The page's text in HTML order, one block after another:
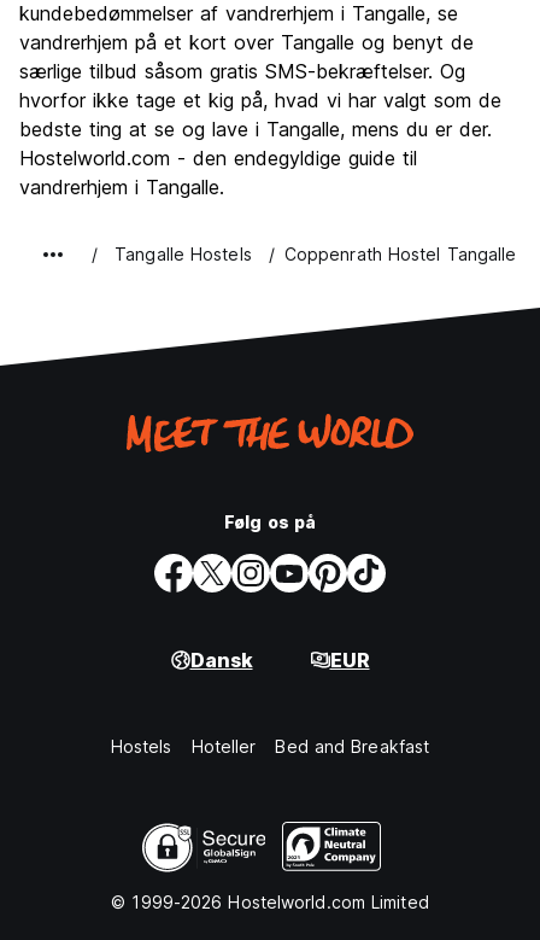
Fester
Værdi for pengene
8.1
kundebedømmelser af vandrerhjem i Tangalle, se
vandrerhjem på et kort over Tangalle og benyt de
særlige tilbud såsom gratis SMS-bekræftelser. Og
hvorfor ikke tage et kig på, hvad vi har valgt som de
bedste ting at se og lave i Tangalle, mens du er der.
Hostelworld.com - den endegyldige guide til
vandrerhjem i Tangalle.
Tangalle Hostels Coppenrath Hostel Tangalle
Følg os på
Dansk EUR
Hostels Hoteller Bed and Breakfast
© 1999-2026 Hostelworld.com Limited